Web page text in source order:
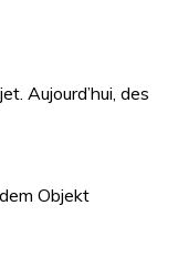
Aujourd’hui, des
Objekt